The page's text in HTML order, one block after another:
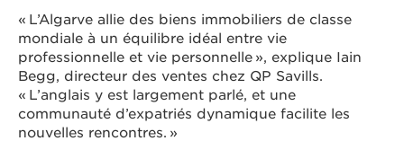
« L’Algarve allie des biens immobiliers de classe
mondiale à un équilibre idéal entre vie
professionnelle et vie personnelle », explique Iain
Begg, directeur des ventes chez QP Savills.
« L’anglais y est largement parlé, et une
communauté d’expatriés dynamique facilite les
nouvelles rencontres. »